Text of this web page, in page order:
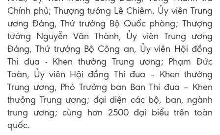
Chính phủ; Thượng tướng Lê Chiêm, Ủy viên Trung
ương Đảng, Thứ trưởng Bộ Quốc phòng; Thượng
tướng Nguyễn Văn Thành, Ủy viên Trung ương
Đảng, Thứ trưởng Bộ Công an, Ủy viên Hội đồng
Thi đua - Khen thưởng Trung ương; Phạm Đức
Toàn, Ủy viên Hội đồng Thi đua – Khen thưởng
Trung ương, Phó Trưởng ban Ban Thi đua – Khen
thưởng Trung ương; đại diện các bộ, ban, ngành
trung ương; cùng hơn 2500 đại biểu trên toàn
quốc.